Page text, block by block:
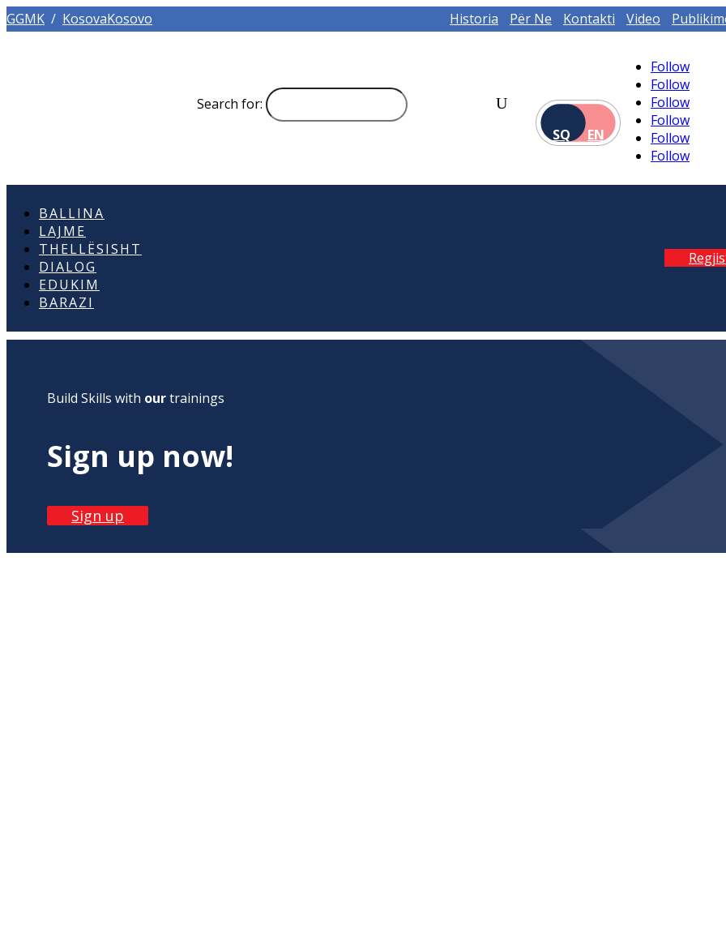
GGMK / KosovaKosovo Historia Për Ne Kontakti Video
Search for:
SQ
EN
Follow
Follow
Follow
Follow
Follow
Follow
BALLINA
LAJME
THELLËSISHT
DIALOG
EDUKIM
BARAZI
Build Skills with ourtrainings
Sign up now!
Sign up